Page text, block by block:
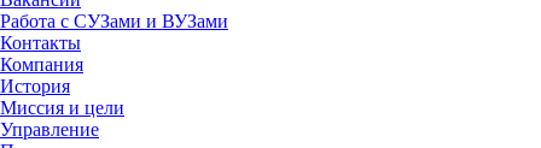
Работа с СУЗами и ВУЗами
Контакты
Компания
История
Миссия и цели
Управление